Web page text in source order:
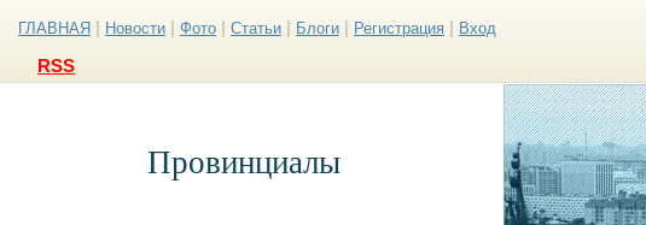
ГЛАВНАЯ Новости Фото Статьи Блоги Регистрация Вход
RSS
Провинциалы